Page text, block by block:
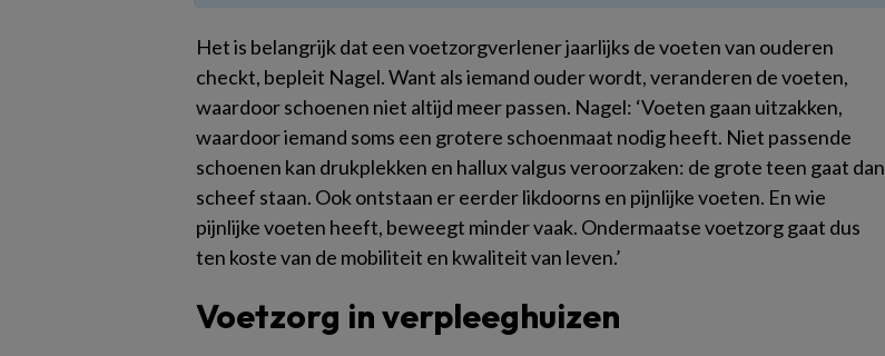
Het is belangrijk dat een voetzorgverlener jaarlijks de voeten van ouderen
checkt, bepleit Nagel. Want als iemand ouder wordt, veranderen de voeten,
waardoor schoenen niet altijd meer passen. Nagel: ‘Voeten gaan uitzakken,
waardoor iemand soms een grotere schoenmaat nodig heeft. Niet passende
schoenen kan drukplekken en hallux valgus veroorzaken: de grote teen gaat dan
scheef staan. Ook ontstaan er eerder likdoorns en pijnlijke voeten. En wie
pijnlijke voeten heeft, beweegt minder vaak. Ondermaatse voetzorg gaat dus
ten koste van de mobiliteit en kwaliteit van leven.’
Voetzorg in verpleeghuizen